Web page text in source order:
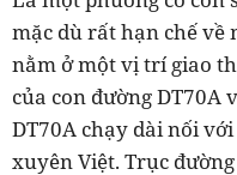
mặc dù rất hạn chế
nằm ở một vị trí giao
của con đường DT70A
DT70A chạy dài nối
xuyên Việt. Trục